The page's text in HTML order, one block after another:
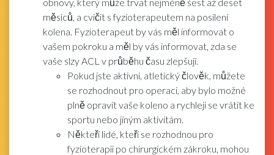
měsíců, a cvičit s fyzioterapeutem na posílení
kolena. Fyzioterapeut by vás měl informovat o
vašem pokroku a měl by vás informovat, zda se
vaše slzy ACL v průběhu času zlepšují.
Pokud jste aktivní, atletický člověk, můžete
se rozhodnout pro operaci, aby bylo možné
plně opravit vaše koleno a rychleji se vrátit ke
sportu nebo jiným aktivitám.
Někteří lidé, kteří se rozhodnou pro
fyzioterapii po chirurgickém zákroku, mohou